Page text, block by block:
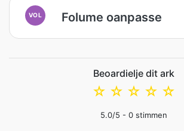
VOL Folume oanpasse
Beoardielje dit ark
☆
☆
☆
☆
☆
5.0/5 - 0 stimmen